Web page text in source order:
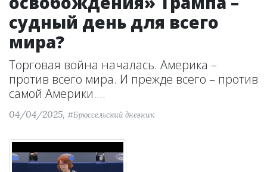
судный день для всего
мира?
Торговая война началась. Америка –
против всего мира. И прежде всего – против
самой Америки....
04/04/2025, #Брюссельский дневник